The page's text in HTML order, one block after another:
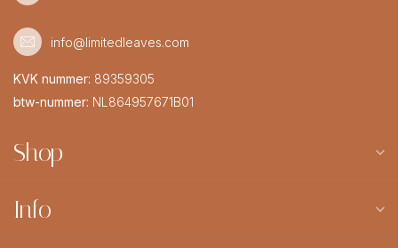
info@limitedleaves.com
KVK nummer: 89359305
btw-nummer: NL864957671B01
Shop
Info